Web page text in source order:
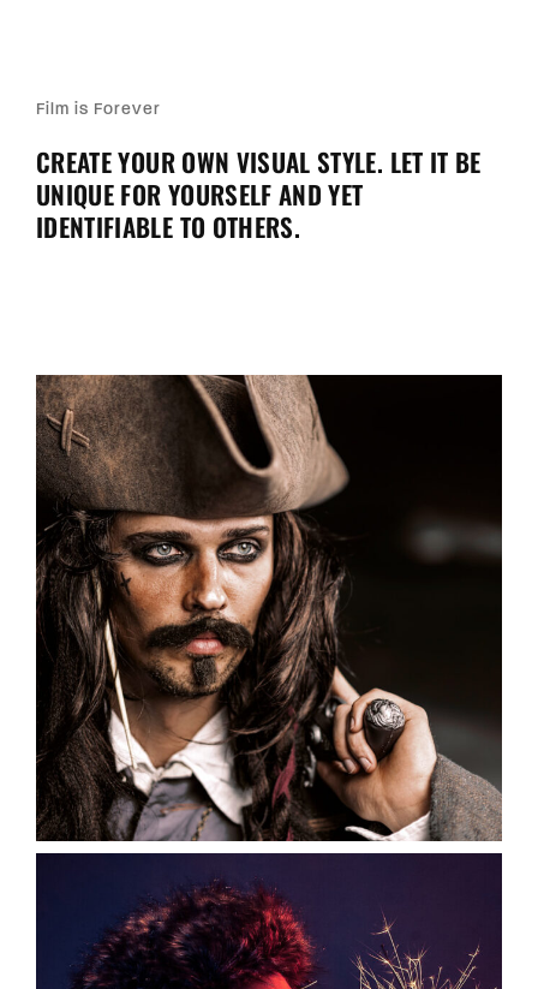
Film is Forever
CREATE YOUR OWN VISUAL STYLE. LET IT BE
UNIQUE FOR YOURSELF AND YET
IDENTIFIABLE TO OTHERS.